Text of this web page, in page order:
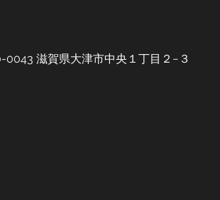
滋賀県大津市中央１丁目２−３